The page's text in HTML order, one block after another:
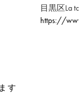
目黒区La
https://
す